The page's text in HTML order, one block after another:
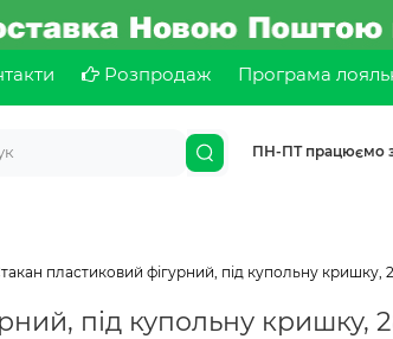
Розпродаж Програма
ПН-ПТ працюємо
пластиковий фігурний, під купольну кришку,
під купольну кришку,